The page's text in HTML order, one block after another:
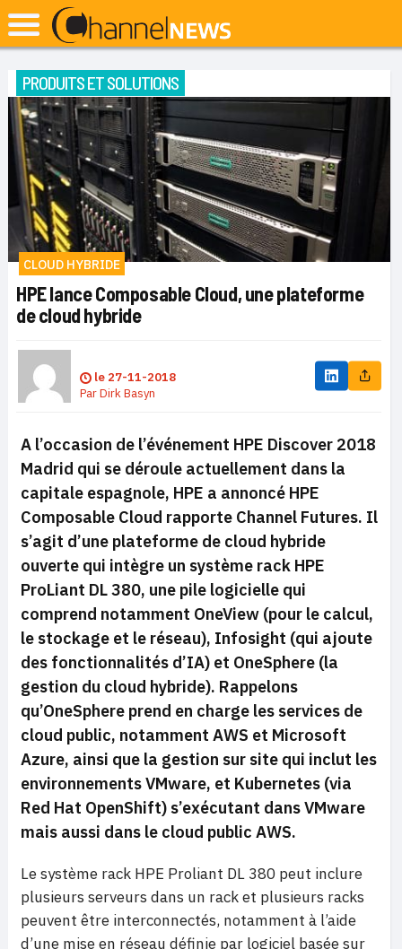
PRODUITS ET SOLUTIONS
CLOUD HYBRIDE
HPE lance Composable Cloud, une plateforme
de cloud hybride
le 27-11-2018
ParDirk Basyn
A l’occasion de l’événement HPE Discover 2018
Madrid qui se déroule actuellement dans la
capitale espagnole, HPE a annoncé HPE
Composable Cloud rapporte Channel Futures. Il
s’agit d’une plateforme de cloud hybride
ouverte qui intègre un système rack HPE
ProLiant DL 380, une pile logicielle qui
comprend notamment OneView (pour le calcul,
le stockage et le réseau), Infosight (qui ajoute
des fonctionnalités d’IA) et OneSphere (la
gestion du cloud hybride). Rappelons
qu’OneSphere prend en charge les services de
cloud public, notamment AWS et Microsoft
Azure, ainsi que la gestion sur site qui inclut les
environnements VMware, et Kubernetes (via
Red Hat OpenShift) s’exécutant dans VMware
mais aussi dans le cloud public AWS.
Le système rack HPE Proliant DL 380 peut inclure
plusieurs serveurs dans un rack et plusieurs racks
peuvent être interconnectés, notamment à l’aide
d’une mise en réseau définie par logiciel basée sur